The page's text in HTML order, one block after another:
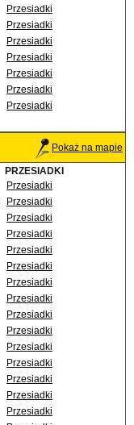
Przesiadki
Przesiadki
Przesiadki
Przesiadki
Przesiadki
Przesiadki
Przesiadki
Pokaż na mapie
PRZESIADKI
Przesiadki
Przesiadki
Przesiadki
Przesiadki
Przesiadki
Przesiadki
Przesiadki
Przesiadki
Przesiadki
Przesiadki
Przesiadki
Przesiadki
Przesiadki
Przesiadki
Przesiadki